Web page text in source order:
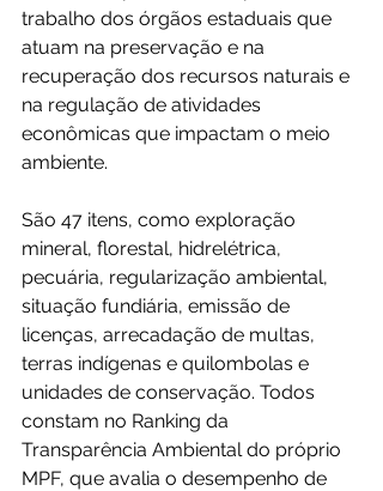
trabalho dos órgãos estaduais que
atuam na preservação e na
recuperação dos recursos naturais e
na regulação de atividades
econômicas que impactam o meio
ambiente.
São 47 itens, como exploração
mineral, florestal, hidrelétrica,
pecuária, regularização ambiental,
situação fundiária, emissão de
licenças, arrecadação de multas,
terras indígenas e quilombolas e
unidades de conservação. Todos
constam no Ranking da
Transparência Ambiental do próprio
MPF, que avalia o desempenho de